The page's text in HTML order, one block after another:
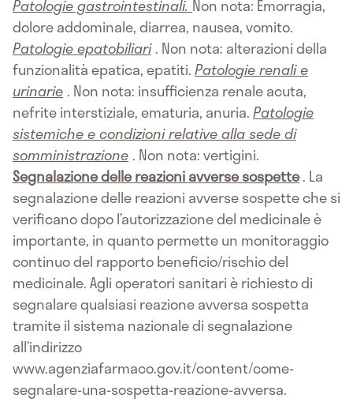
Patologie gastrointestinali. Non nota: Emorragia,
dolore addominale, diarrea, nausea, vomito.
Patologie epatobiliari . Non nota: alterazioni della
funzionalità epatica, epatiti.Patologie renali e
urinarie . Non nota: insufficienza renale acuta,
nefrite interstiziale, ematuria, anuria.Patologie
sistemiche e condizioni relative alla sede di
somministrazione . Non nota: vertigini.
Segnalazione delle reazioni avverse sospette. La
segnalazione delle reazioni avverse sospette che si
verificano dopo l’autorizzazione del medicinale è
importante, in quanto permette un monitoraggio
continuo del rapporto beneficio/rischio del
medicinale. Agli operatori sanitari è richiesto di
segnalare qualsiasi reazione avversa sospetta
tramite il sistema nazionale di segnalazione
all’indirizzo
www.agenziafarmaco.gov.it/content/come-
segnalare-una-sospetta-reazione-avversa.